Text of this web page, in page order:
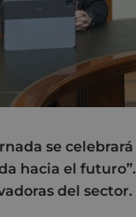
se
hacia el
del sector.